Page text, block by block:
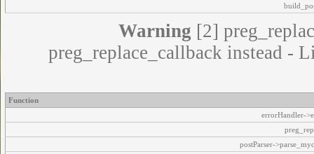
Warning [2]
preg_replace_callback instead -
Function
errorHandler-
postParser-